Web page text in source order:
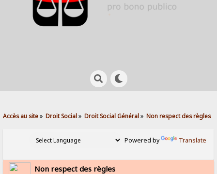
Accès au site» Droit Social» Droit Social Général» Non respect des règles
Powered by Translate
Non respect des règles